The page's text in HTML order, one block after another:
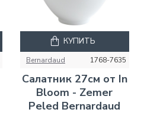
Bernardaud 1768-7635
Салатник 27см от In
Bloom - Zemer
Peled Bernardaud
КУПИТЬ